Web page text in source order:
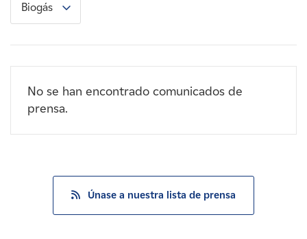
Contacte con
Biogás
No se han encontrado comunicados de
prensa.
Únase a nuestra lista de prensa